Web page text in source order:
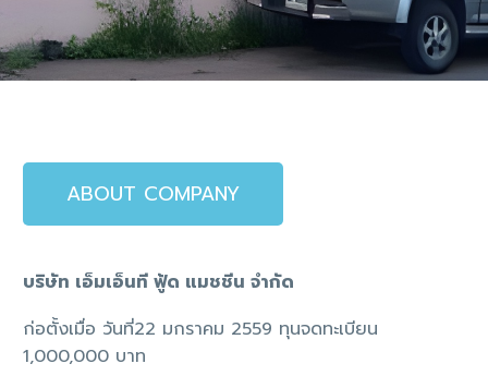
ABOUT COMPANY
บริษัท เอ็มเอ็นที ฟู้ด แมชชีน จำกัด
ก่อตั้งเมื่อ วันที่22 มกราคม 2559 ทุนจดทะเบียน
1,000,000 บาท